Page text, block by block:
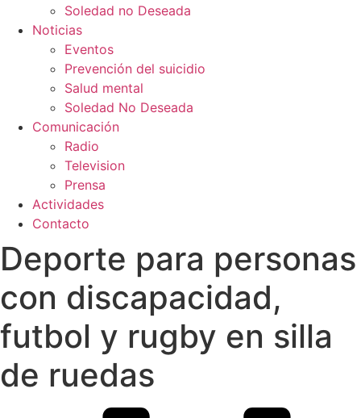
Soledad no Deseada
Noticias
Eventos
Prevención del suicidio
Salud mental
Soledad No Deseada
Comunicación
Radio
Television
Prensa
Actividades
Contacto
Deporte para personas
con discapacidad,
futbol y rugby en silla
de ruedas